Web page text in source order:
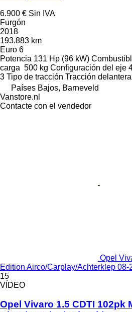
6.900 € Sin IVA
Furgón
2018
193.883 km
Euro 6
Potencia 131 Hp (96 kW)
carga 500 kg Configuración del eje
3 Tipo de tracción Tracción delantera
Países Bajos, Barneveld
Vanstore.nl
Contacte con el vendedor
Opel
Edition Airco/Carplay/Achterklep 08-
15
VÍDEO
Opel Vivaro 1.5 CDTI 102pk